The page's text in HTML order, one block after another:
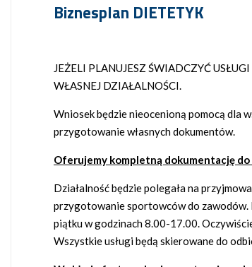
Biznesplan DIETETYK
JEŻELI PLANUJESZ ŚWIADCZYĆ
WŁASNEJ DZIAŁALNOŚCI.
Wniosek będzie nieocenioną pomocą dla
przygotowanie własnych dokumentów.
Oferujemy kompletną dokumentację do
Działalność będzie polegała na
przygotowanie sportowców do zawodów.
piątku w godzinach 8.00-17.00.
Wszystkie usługi będą skierowane do